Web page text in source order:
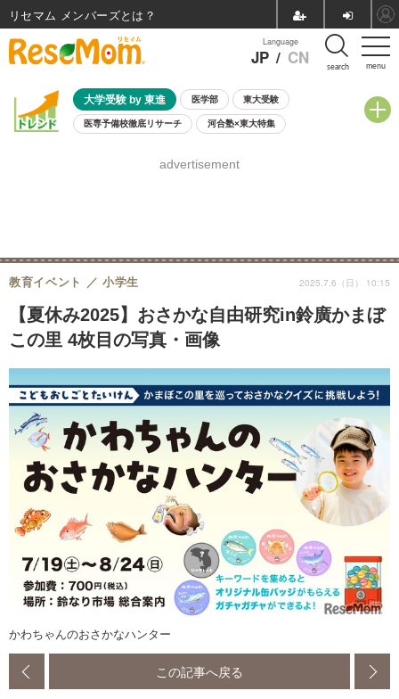
menu
Language
JP / CN search
大学受験 by 東進 医学部 東大受験
医専予備校徹底リサーチ 河合塾×東大特集
8月開催学校説明会・相談会
advertisement
【夏休み2025】おさかな自由研究in鈴廣かまぼ
この里 4枚目の写真・画像
教育イベント 小学生 2025.7.6（日） 10:15
かわちゃんのおさかなハンター
この記事へ戻る
リセマム メンバーズ